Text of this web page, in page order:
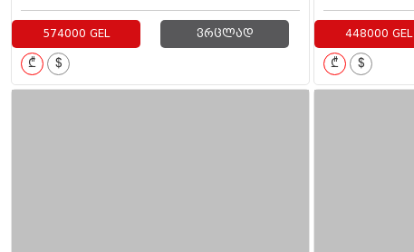
574000 GEL ვრცლად
₾ $
448000 GEL
₾ $